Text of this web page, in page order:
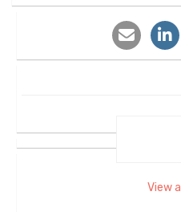
View all